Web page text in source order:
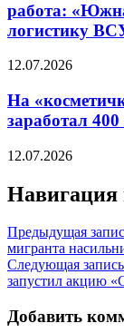
работа:
логистику
12.07.2026
На
заработал
12.07.2026
Навигация
Предыдущая
мигранта
Следующая запись
запустил акцию
Добавить